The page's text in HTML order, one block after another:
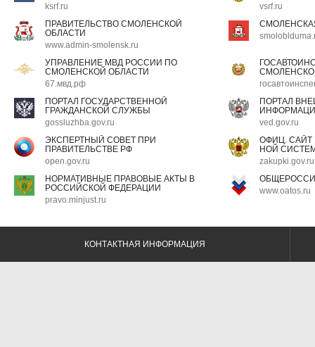
ksrf.ru
vsrf.ru
ПРАВИТЕЛЬСТВО СМОЛЕНСКОЙ
ОБЛАСТИ
www.admin-smolensk.ru
УПРАВЛЕНИЕ МВД РОССИИ ПО
СМОЛЕНСКОЙ ОБЛАСТИ
67.мвд.рф
ПОРТАЛ ГОСУДАРСТВЕННОЙ
ГРАЖДАНСКОЙ СЛУЖБЫ
gossluzhba.gov.ru
ПОРТАЛ
ved.gov.ru
ЭКСПЕРТНЫЙ СОВЕТ ПРИ
ПРАВИТЕЛЬСТВЕ РФ
open.gov.ru
ОФИЦ.
НОЙ
zakupki.gov.ru
НОРМАТИВНЫЕ ПРАВОВЫЕ АКТЫ В
РОССИЙСКОЙ ФЕДЕРАЦИИ
pravo.minjust.ru
www.oatos.ru
КОНТАКТНАЯ ИНФОРМАЦИЯ